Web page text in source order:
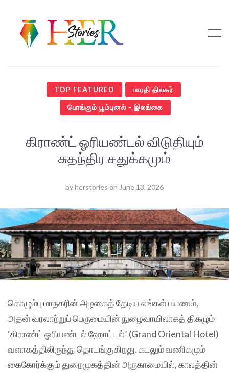
TOP FEATURED பாரதி திலகர்
பொங்கும் பூம்புனல் - இலங்கை
கிராண்ட் ஓரியண்டல் விடுதியும்
சுதந்திர சதுக்கமும்
byherstories on June 13, 2026
கொழும்பு மாநகரின் அழகைத் தேடிய எங்கள் பயணம்,
அதன் வரலாற்றுப் பெருமையின் நுழைவாயிலாகத் திகழும்
‘கிராண்ட் ஓரியண்டல் ஹோட்டல்’ (Grand Oriental Hotel)
வளாகத்திலிருந்து தொடங்குகிறது. கடலும் வணிகமும்
கைகோர்க்கும் துறைமுகத்தின் அருகாமையில், காலத்தின்